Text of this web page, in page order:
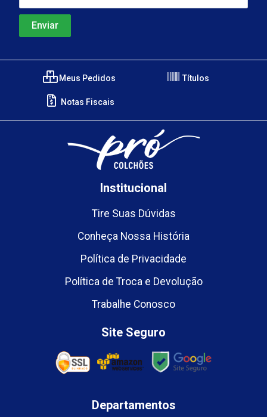
Meus Pedidos Títulos
Notas Fiscais
Institucional
Tire Suas Dúvidas
Conheça Nossa História
Política de Privacidade
Política de Troca e Devolução
Trabalhe Conosco
Site Seguro
Departamentos